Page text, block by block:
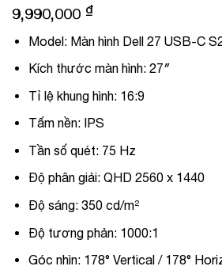
9,990,000 ₫
Model:Màn hình Dell 27 USB-C
Kích thước màn hình:27″
Tỉ lệ khung hình:16:9
Tấm nền:IPS
Tần số quét:75 Hz
Độ phân giải:QHD 2560 x 1440
Độ sáng:350 cd/m²
Độ tương phản:1000:1
Góc nhìn:178° Vertical / 178°